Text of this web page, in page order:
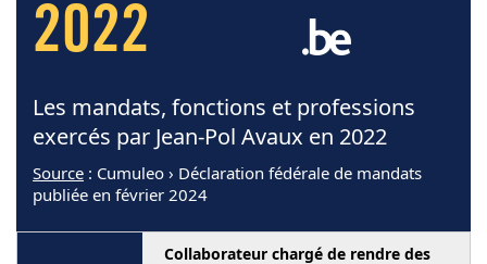
2022
Les mandats, fonctions et professions
exercés par Jean-Pol Avaux en 2022
Source : Cumuleo › Déclaration fédérale de mandats
publiée en février 2024
Collaborateur chargé de rendre des